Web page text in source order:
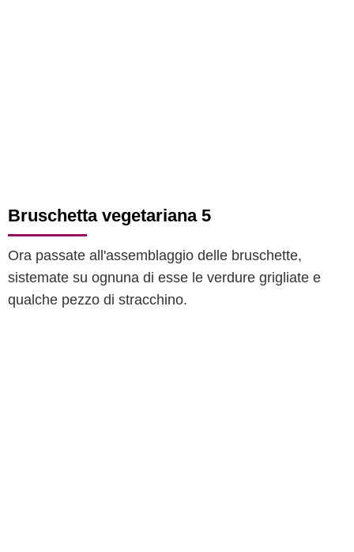
Bruschetta vegetariana 5
Ora passate all'assemblaggio delle bruschette,
sistemate su ognuna di esse le verdure grigliate e
qualche pezzo di stracchino.